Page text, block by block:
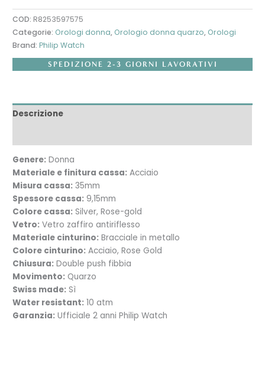
COD: R8253597575
Categorie: Orologi donna, Orologio donna quarzo, Orologi
Brand:Philip Watch
SPEDIZIONE 2-3 GIORNI LAVORATIVI
Descrizione
Genere: Donna
Materiale e finitura cassa: Acciaio
Misura cassa: 35mm
Spessore cassa: 9,15mm
Colore cassa: Silver, Rose-gold
Vetro: Vetro zaffiro antiriflesso
Materiale cinturino: Bracciale in metallo
Colore cinturino: Acciaio, Rose Gold
Chiusura: Double push fibbia
Movimento: Quarzo
Swiss made: Sì
Water resistant: 10 atm
Garanzia: Ufficiale 2 anni Philip Watch